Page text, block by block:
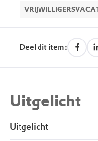
Natuurcentrum
minuten vooraf
of via 0222 –
Deel dit item:
Uitgelicht
Uitgelicht